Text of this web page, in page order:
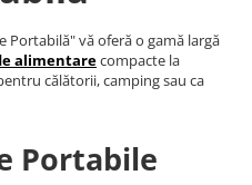
Portabilă" vă oferă o gamă largă
alimentarecompacte la
călătorii, camping sau ca
Portabile